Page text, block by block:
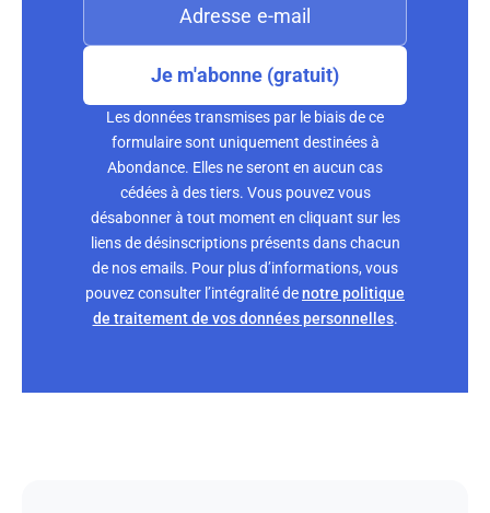
Je m'abonne (gratuit)
Les données transmises par le biais de ce
formulaire sont uniquement destinées à
Abondance. Elles ne seront en aucun cas
cédées à des tiers. Vous pouvez vous
désabonner à tout moment en cliquant sur les
liens de désinscriptions présents dans chacun
de nos emails. Pour plus d’informations, vous
pouvez consulter l’intégralité denotre politique
de traitement de vos données personnelles.